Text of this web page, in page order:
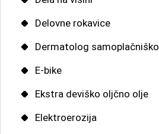
Delovne rokavice
Dermatolog samoplačniško
E-bike
Ekstra deviško oljčno olje
Elektroerozija